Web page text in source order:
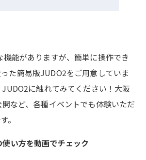
能がありますが、簡単に操作でき
た簡易版JUDO2をご用意していま
に触れてみてください！​大阪
など、各種イベントでも体験いただ
。
い方を動画でチェック